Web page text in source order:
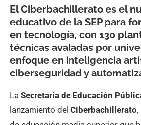
El Ciberbachillerato es el
educativo de la SEP para
en tecnología, con 130
técnicas avaladas por
enfoque en inteligencia
ciberseguridad y
La Secretaría de Educación
lanzamiento del Ciberbachillerato,